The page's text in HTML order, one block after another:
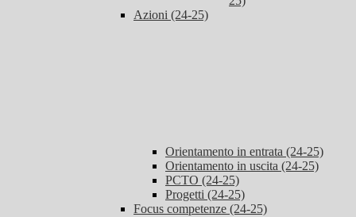
Azioni (24-25)
Orientamento in entrata (24-25)
Orientamento in uscita (24-25)
PCTO (24-25)
Progetti (24-25)
Focus competenze (24-25)